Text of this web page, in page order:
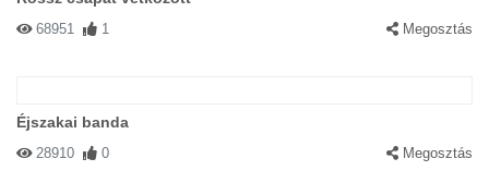
68951 1 Megosztás
Éjszakai banda
28910 0 Megosztás